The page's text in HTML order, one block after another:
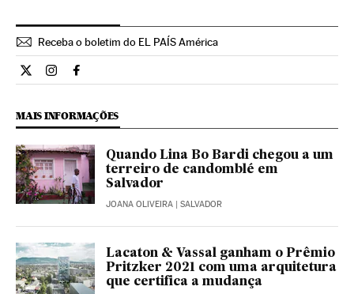
Receba o boletim do EL PAÍS América
Cultura El País Brasil en Twitter
Cultura El País Brasil en Instagram
Cultura El País Brasil en Facebook
MAIS INFORMAÇÕES
Quando Lina Bo Bardi chegou a um
terreiro de candomblé em
Salvador
JOANA OLIVEIRA | SALVADOR
Lacaton & Vassal ganham o Prêmio
Pritzker 2021 com uma arquitetura
que certifica a mudança